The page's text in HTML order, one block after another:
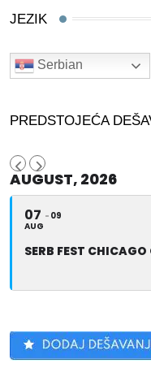
JEZIK
Serbian
PREDSTOJEĆA
AUGUST, 2026
07
AUG
09
SERB FEST